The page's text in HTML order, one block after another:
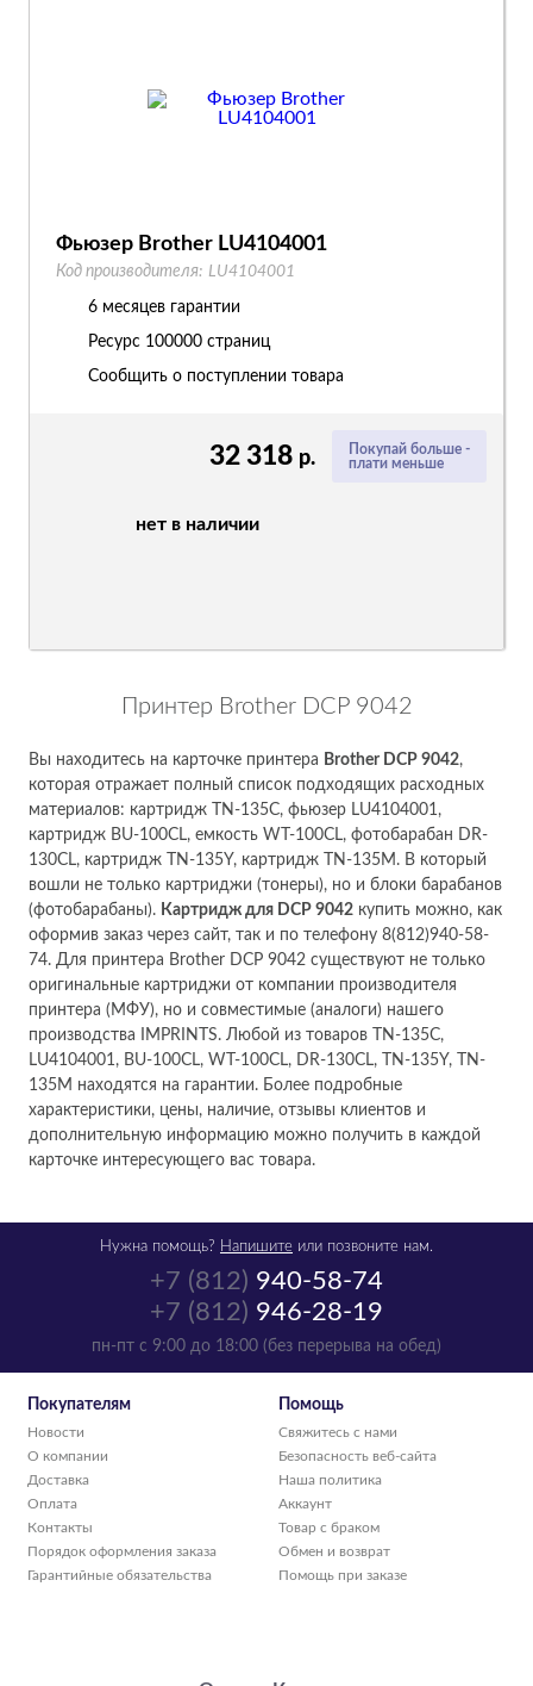
Покупай больше -
плати меньше
32 318 р.
нет в наличии
Фьюзер Brother LU4104001
Код производителя: LU4104001
6 месяцев гарантии
Ресурс 100000 страниц
Сообщить о поступлении товара
Принтер Brother DCP 9042
Вы находитесь на карточке принтера Brother DCP 9042,
которая отражает полный список подходящих расходных
материалов: картридж TN-135C, фьюзер LU4104001,
картридж BU-100CL, емкость WT-100CL, фотобарабан DR-
130CL, картридж TN-135Y, картридж TN-135M. В который
вошли не только картриджи (тонеры), но и блоки барабанов
(фотобарабаны). Картридж для DCP 9042 купить можно, как
оформив заказ через сайт, так и по телефону 8(812)940-58-
74. Для принтера Brother DCP 9042 существуют не только
оригинальные картриджи от компании производителя
принтера (МФУ), но и совместимые (аналоги) нашего
производства IMPRINTS. Любой из товаров TN-135C,
LU4104001, BU-100CL, WT-100CL, DR-130CL, TN-135Y, TN-
135M находятся на гарантии. Более подробные
характеристики, цены, наличие, отзывы клиентов и
дополнительную информацию можно получить в каждой
карточке интересующего вас товара.
+7 (812) 940-58-74
+7 (812) 946-28-19
пн-пт с 9:00 до 18:00 (без перерыва на обед)
Нужна помощь? Напишите или позвоните нам.
Покупателям
Новости
О компании
Доставка
Оплата
Контакты
Порядок оформления заказа
Гарантийные обязательства
Помощь
Свяжитесь с нами
Безопасность веб-сайта
Наша политика
Аккаунт
Товар с браком
Обмен и возврат
Помощь при заказе